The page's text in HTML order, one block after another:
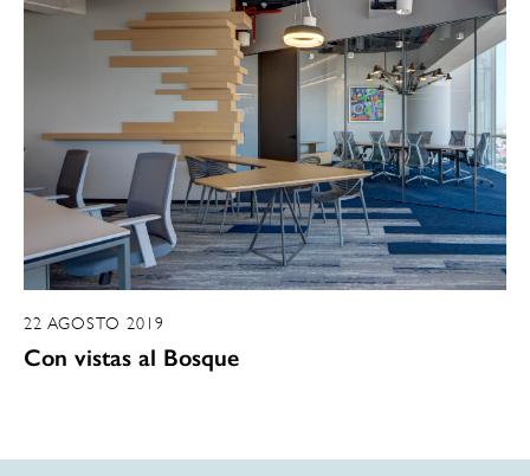
22 AGOSTO 2019
Con vistas al Bosque